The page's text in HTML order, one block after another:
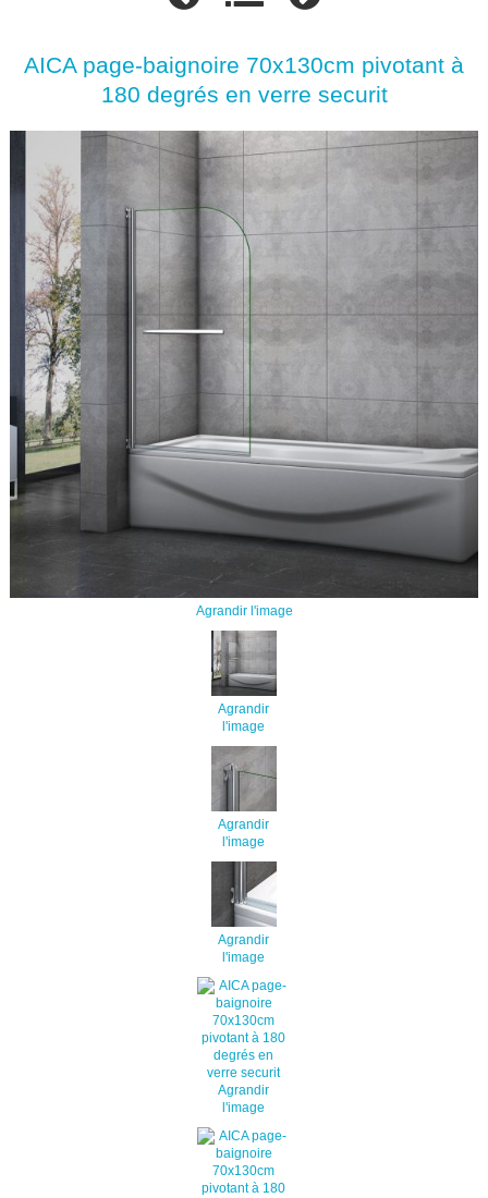
AICA page-baignoire 70x130cm pivotant à
180 degrés en verre securit
Agrandir l'image
Agrandir
l'image
Agrandir
l'image
Agrandir
l'image
Agrandir
l'image